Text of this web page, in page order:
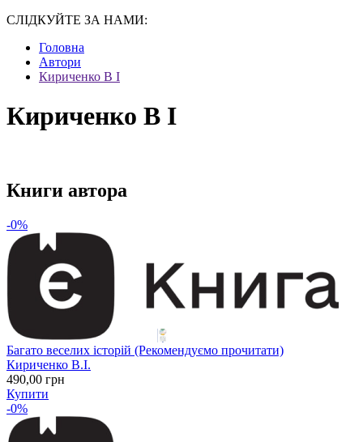
СЛІДКУЙТЕ ЗА НАМИ:
Головна
Автори
Кириченко В І
Кириченко В І
Книги автора
-0%
Багато веселих історій (Рекомендуємо прочитати)
Кириченко В.І.
490,00 грн
Купити
-0%